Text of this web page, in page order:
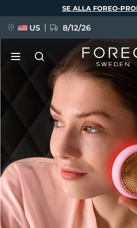
SE ALLA FOREO-
US 8/12/26
FAQ™ Pure Beauty-Tech
BREAKING NEWS
issa™ Teeth Whitening Set
Deutsch
Français
Italiano
Polski
Svenska
Türkçe
简体中文